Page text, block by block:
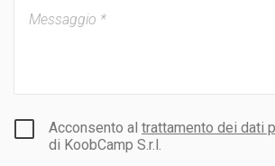
Acconsento al trattamento dei dati
di KoobCamp S.r.l.